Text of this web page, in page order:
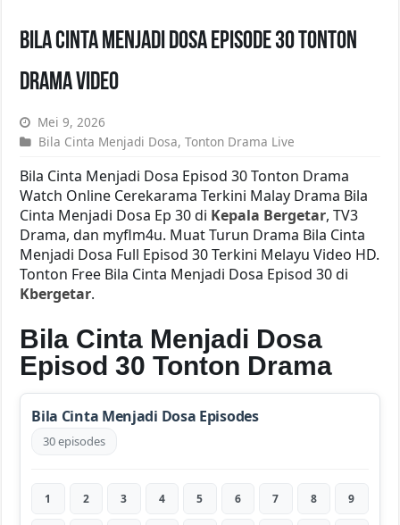
Bila Cinta Menjadi Dosa Episode 30 Tonton
Drama Video
Mei 9, 2026
Bila Cinta Menjadi Dosa,Tonton Drama Live
Bila Cinta Menjadi Dosa Episod 30 Tonton Drama
Watch Online Cerekarama Terkini Malay Drama Bila
Cinta Menjadi Dosa Ep 30 di Kepala Bergetar, TV3
Drama, dan myflm4u. Muat Turun Drama Bila Cinta
Menjadi Dosa Full Episod 30 Terkini Melayu Video HD.
Tonton Free Bila Cinta Menjadi Dosa Episod 30 di
Kbergetar.
Bila Cinta Menjadi Dosa
Episod 30 Tonton Drama
Bila Cinta Menjadi Dosa Episodes
30 episodes
1 2 3 4 5 6 7 8 9